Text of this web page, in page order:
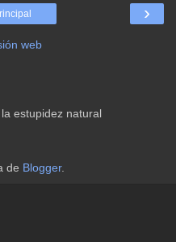
›
web
estupidez natural
de Blogger.